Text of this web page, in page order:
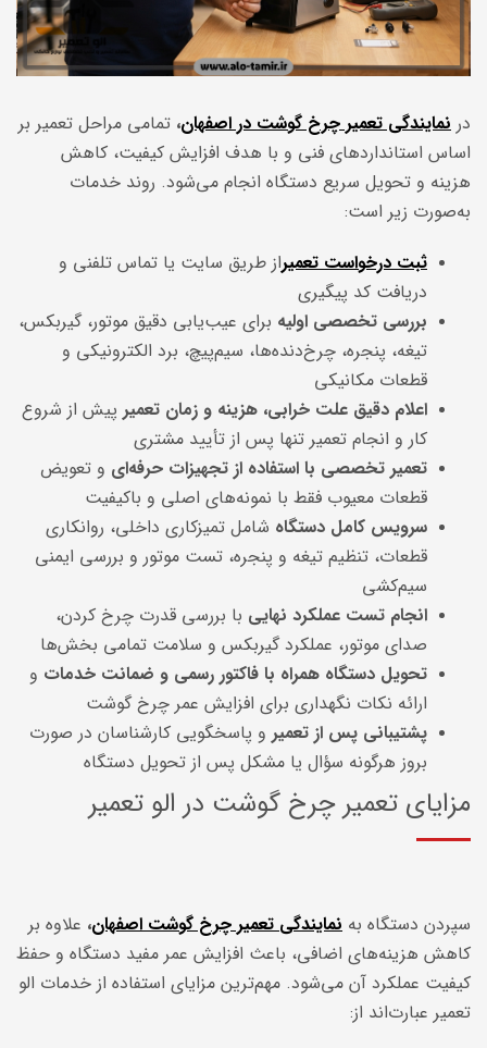
در نمایندگی تعمیر چرخ گوشت در اصفهان، تمامی مراحل تعمیر بر
اساس استانداردهای فنی و با هدف افزایش کیفیت، کاهش
هزینه و تحویل سریع دستگاه انجام می‌شود. روند خدمات
به‌صورت زیر است:
ثبت درخواست تعمیراز طریق سایت یا تماس تلفنی و
دریافت کد پیگیری
بررسی تخصصی اولیه برای عیب‌یابی دقیق موتور، گیربکس،
تیغه، پنجره، چرخ‌دنده‌ها، سیم‌پیچ، برد الکترونیکی و
قطعات مکانیکی
اعلام دقیق علت خرابی، هزینه و زمان تعمیر پیش از شروع
کار و انجام تعمیر تنها پس از تأیید مشتری
تعمیر تخصصی با استفاده از تجهیزات حرفه‌ای و تعویض
قطعات معیوب فقط با نمونه‌های اصلی و باکیفیت
سرویس کامل دستگاه شامل تمیزکاری داخلی، روانکاری
قطعات، تنظیم تیغه و پنجره، تست موتور و بررسی ایمنی
سیم‌کشی
انجام تست عملکرد نهایی با بررسی قدرت چرخ کردن،
صدای موتور، عملکرد گیربکس و سلامت تمامی بخش‌ها
تحویل دستگاه همراه با فاکتور رسمی و ضمانت خدمات و
ارائه نکات نگهداری برای افزایش عمر چرخ گوشت
پشتیبانی پس از تعمیر و پاسخگویی کارشناسان در صورت
بروز هرگونه سؤال یا مشکل پس از تحویل دستگاه
مزایای تعمیر چرخ گوشت در الو تعمیر
سپردن دستگاه به نمایندگیتعمیر چرخ گوشت اصفهان، علاوه بر
کاهش هزینه‌های اضافی، باعث افزایش عمر مفید دستگاه و حفظ
کیفیت عملکرد آن می‌شود. مهم‌ترین مزایای استفاده از خدمات الو
تعمیر عبارت‌اند از: